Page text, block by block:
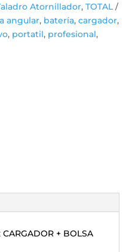
Atornillador, TOTAL
angular, batería, cargador,
, portatil, profesional,
CARGADOR + BOLSA